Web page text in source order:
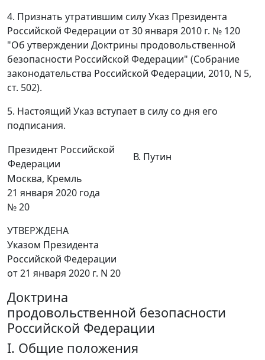
4. Признать утратившим силу Указ Президента
Российской Федерации от 30 января 2010 г. № 120
"Об утверждении Доктрины продовольственной
безопасности Российской Федерации" (Собрание
законодательства Российской Федерации, 2010, N 5,
ст. 502).
5. Настоящий Указ вступает в силу со дня его
подписания.
Президент Российской
Федерации
В. Путин
Москва, Кремль
21 января 2020 года
№ 20
УТВЕРЖДЕНА
Указом Президента
Российской Федерации
от 21 января 2020 г. N 20
Доктрина
продовольственной безопасности
Российской Федерации
I. Общие положения